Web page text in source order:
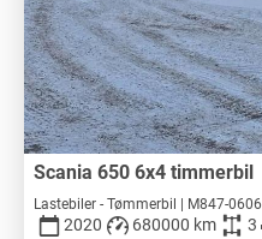
Scania 650 6x4 timmerbil
Lastebiler - Tømmerbil | M847-0606
2020 680000 km 3